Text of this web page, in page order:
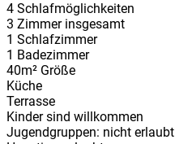
4 Schlafmöglichkeiten
3 Zimmer insgesamt
1 Schlafzimmer
1 Badezimmer
40m² Größe
Küche
Terrasse
Kinder sind willkommen
Jugendgruppen: nicht erlaubt